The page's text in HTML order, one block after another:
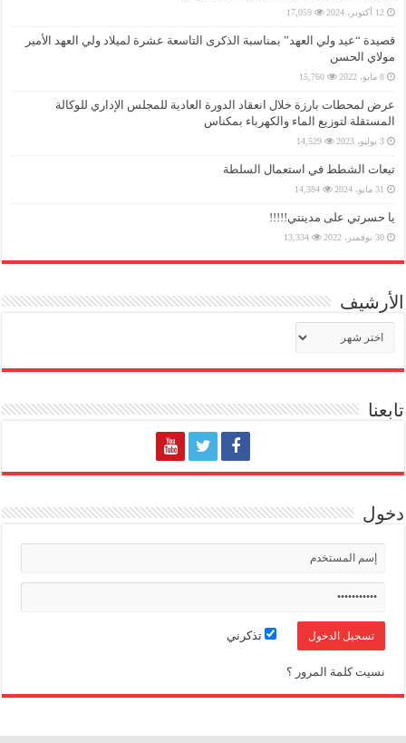
12 أكتوبر، 2024 17,059
قصيدة “عيد ولي العهد” بمناسبة الذكرى التاسعة عشرة لميلاد ولي العهد الأمير
مولاي الحسن
8 مايو، 2022 15,760
عرض لمحطات بارزة خلال انعقاد الدورة العادية للمجلس الإداري للوكالة
المستقلة لتوزيع الماء والكهرباء بمكناس
3 يوليو، 2023 14,529
تبعات الشطط في استعمال السلطة
31 مايو، 2024 14,384
يا حسرتي على مدينتي!!!!!
30 نوفمبر، 2022 13,334
الأرشيف
الأرشيف
تابعنا
دخول
تذكرني
نسيت كلمة المرور ؟